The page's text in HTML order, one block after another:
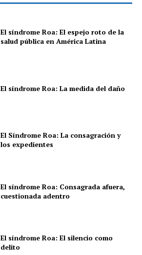
El síndrome Roa: El espejo roto de la
salud pública en América Latina
El síndrome Roa: La medida del daño
El Síndrome Roa: La consagración y
los expedientes
El síndrome Roa: Consagrada afuera,
cuestionada adentro
El síndrome Roa: El silencio como
delito